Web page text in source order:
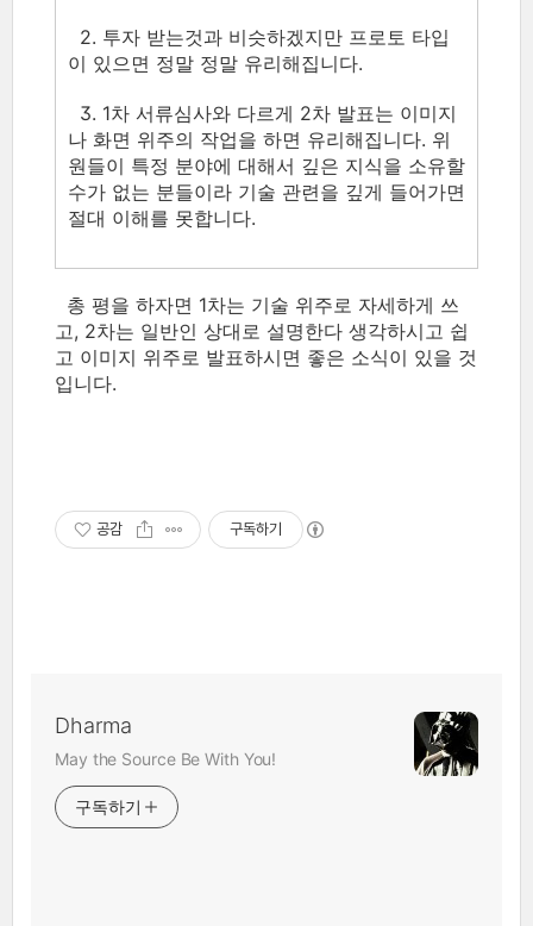
2. 투자 받는것과 비슷하겠지만 프로토 타입
이 있으면 정말 정말 유리해집니다.
3. 1차 서류심사와 다르게 2차 발표는 이미지
나 화면 위주의 작업을 하면 유리해집니다. 위
원들이 특정 분야에 대해서 깊은 지식을 소유할
수가 없는 분들이라 기술 관련을 깊게 들어가면
절대 이해를 못합니다.
총 평을 하자면 1차는 기술 위주로 자세하게 쓰
고, 2차는 일반인 상대로 설명한다 생각하시고 쉽
고 이미지 위주로 발표하시면 좋은 소식이 있을 것
입니다.
공감 구독하기
Dharma
May the Source Be With You!
구독하기